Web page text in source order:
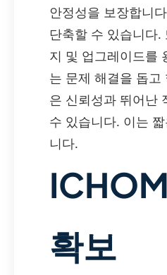
안정성을 보장합니
단축할 수 있습니다
지 및 업그레이드를
는 문제 해결을 돕고
은 신뢰성과 뛰어난
수 있습니다. 이는
니다.
확보